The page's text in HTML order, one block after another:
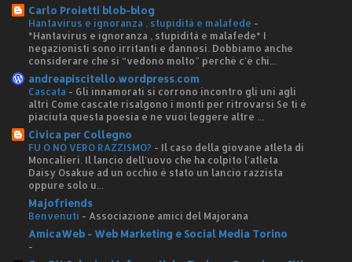
Carlo Proietti blob-blog
Hantavirus e ignoranza , stupidità e malafede -
*Hantavirus e ignoranza , stupidità e malafede* I
negazionisti sono irritanti e dannosi. Dobbiamo anche
considerare che si “vedono molto” perché c'è chi...
andreapiscitello.wordpress.com
Cascata - Gli innamorati si corrono incontro gli uni agli
altri Come cascate risalgono i monti per ritrovarsi Se ti è
piaciuta questa poesia e ne vuoi leggere altre ...
Civica per Collegno
FU O NO VERO RAZZISMO? - Il caso della giovane atleta di
Moncalieri. Il lancio dell'uovo che ha colpito l'atleta
Daisy Osakue ad un occhio è stato un lancio razzista
oppure solo u...
Majofriends
Benvenuti - Associazione amici del Majorana
AmicaWeb - Web Marketing e Social Media Torino
-